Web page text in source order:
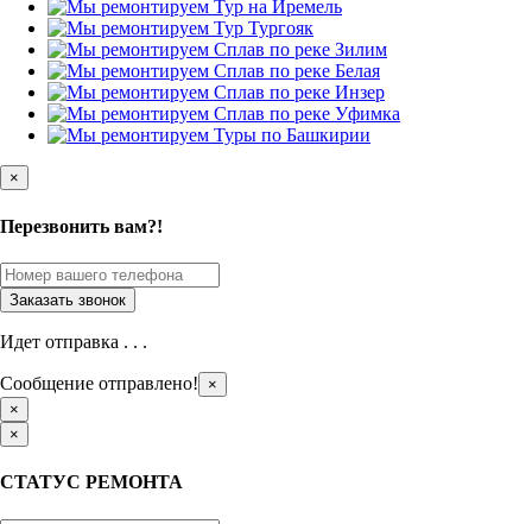
×
Перезвонить вам?!
Идет отправка . . .
Сообщение отправлено!
×
×
×
СТАТУС РЕМОНТА